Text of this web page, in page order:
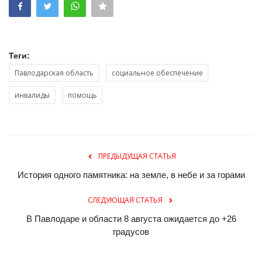
Теги:
Павлодарская область социальное обеспечение
инвалиды помощь
ПРЕДЫДУЩАЯ СТАТЬЯ
История одного памятника: на земле, в небе и за горами
СЛЕДУЮЩАЯ СТАТЬЯ
В Павлодаре и области 8 августа ожидается до +26
градусов